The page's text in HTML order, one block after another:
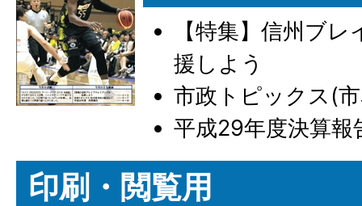
【特集】信州ブ
援しよう
市政トピックス(
平成29年度決算報
印刷・閲覧用